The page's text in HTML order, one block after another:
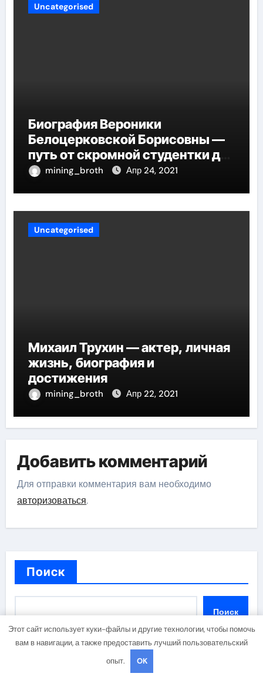
Uncategorised
Биография Вероники
Белоцерковской Борисовны —
путь от скромной студентки до
великолепных достижений в
mining_broth Апр 24, 2021
Uncategorised
Михаил Трухин — актер, личная
жизнь, биография и
достижения
mining_broth Апр 22, 2021
Добавить комментарий
Для отправки комментария вам необходимо
авторизоваться.
Поиск
Поиск
Последние записи
Этот сайт использует куки-файлы и другие технологии, чтобы помочь
вам в навигации, а также предоставить лучший пользовательский
опыт.
OK